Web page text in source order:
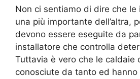
Non ci sentiamo di dire che le
una più importante dell’altra,
devono essere eseguite da
installatore che controlla
Tuttavia è vero che le caldaie
conosciute da tanto ed hanno